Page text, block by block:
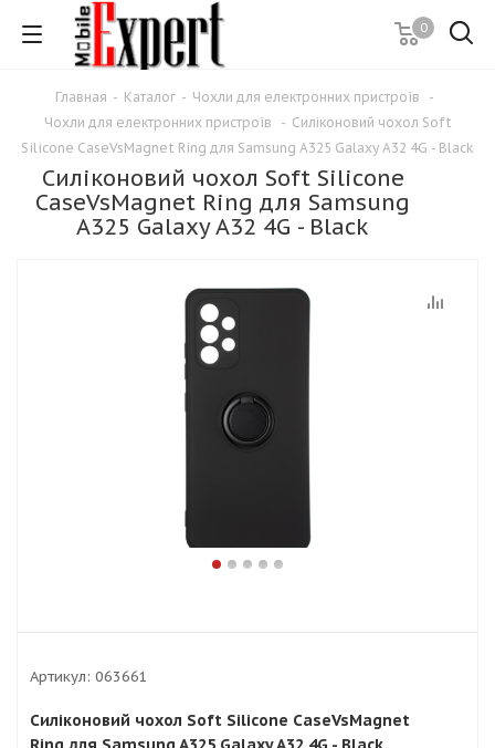
0
Главная - Каталог - Чохли для електронних пристроїв
-
Чохли для електронних пристроїв
- Силіконовий чохол Soft
Silicone CaseVsMagnet Ring для Samsung A325 Galaxy A32 4G - Black
Силіконовий чохол Soft Silicone
CaseVsMagnet Ring для Samsung
A325 Galaxy A32 4G - Black
Артикул: 063661
Силіконовий чохол Soft Silicone CaseVsMagnet